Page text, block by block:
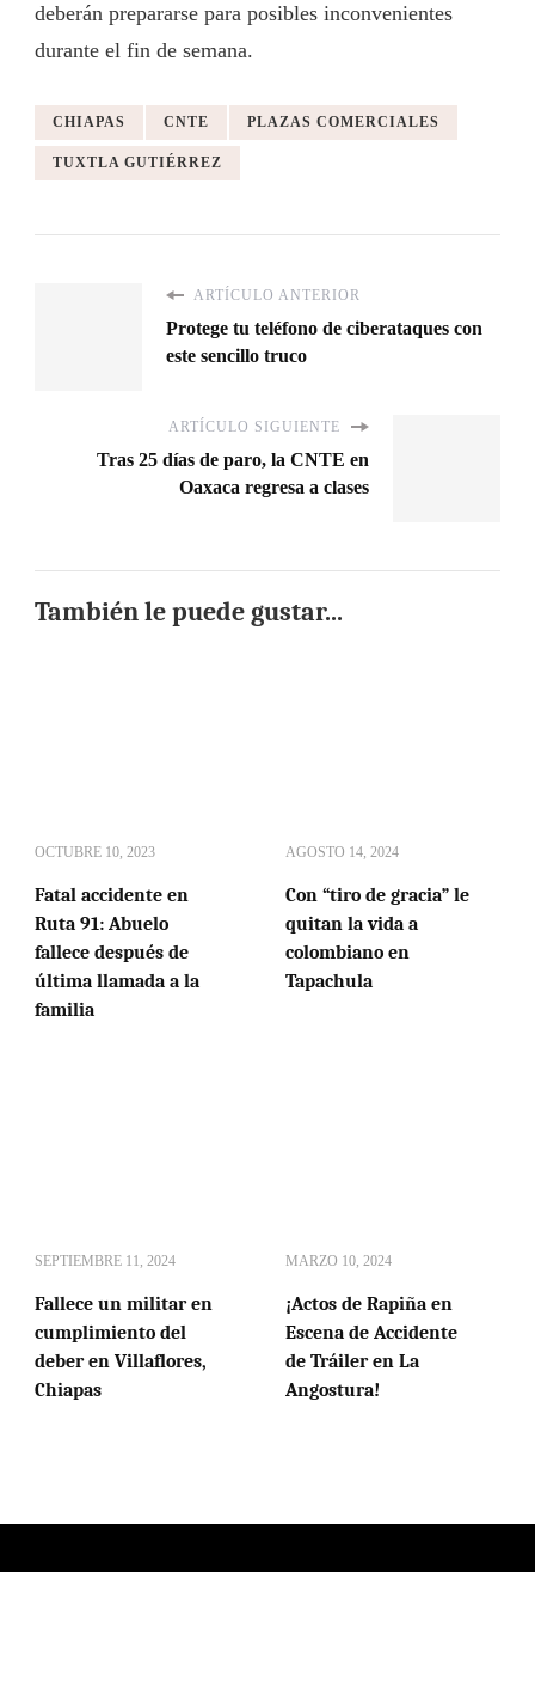
deberán prepararse para posibles inconvenientes
durante el fin de semana.
CHIAPAS CNTE PLAZAS COMERCIALES
TUXTLA GUTIÉRREZ
ARTÍCULO ANTERIOR
Protege tu teléfono de ciberataques con
este sencillo truco
ARTÍCULO SIGUIENTE
Tras 25 días de paro, la CNTE en
Oaxaca regresa a clases
También le puede gustar...
OCTUBRE 10, 2023
Fatal accidente en
Ruta 91: Abuelo
fallece después de
última llamada a la
familia
AGOSTO 14, 2024
Con “tiro de gracia” le
quitan la vida a
colombiano en
Tapachula
SEPTIEMBRE 11, 2024
Fallece un militar en
cumplimiento del
deber en Villaflores,
Chiapas
MARZO 10, 2024
¡Actos de Rapiña en
Escena de Accidente
de Tráiler en La
Angostura!